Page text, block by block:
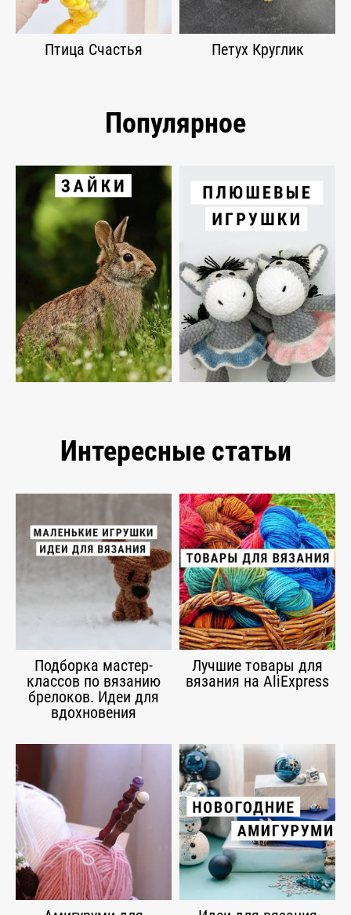
Птица Счастья Петух Круглик
Популярное
Интересные статьи
Подборка мастер-
классов по вязанию
брелоков. Идеи для
вдохновения
Лучшие товары для
вязания на AliExpress